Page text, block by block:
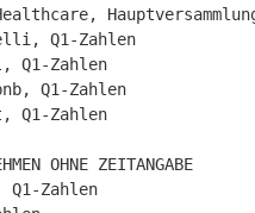
Q1-Zahlen
Q1-Zahlen
Q1-Zahlen
Q1-Zahlen
OHNE ZEITANGABE
Q1-Zahlen